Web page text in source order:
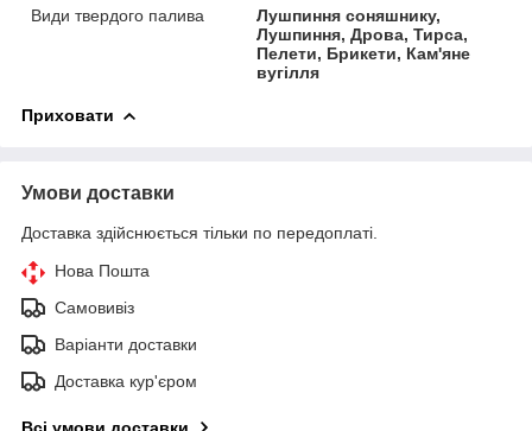
Види твердого палива
Лушпиння соняшнику,
Лушпиння, Дрова, Тирса,
Пелети, Брикети, Кам'яне
вугілля
Приховати
Умови доставки
Доставка здійснюється тільки по передоплаті.
Нова Пошта
Самовивіз
Варіанти доставки
Доставка кур'єром
Всі умови доставки